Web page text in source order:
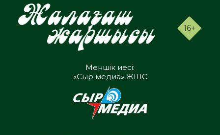
16+
Меншік иесі:
«Сыр медиа» ЖШС